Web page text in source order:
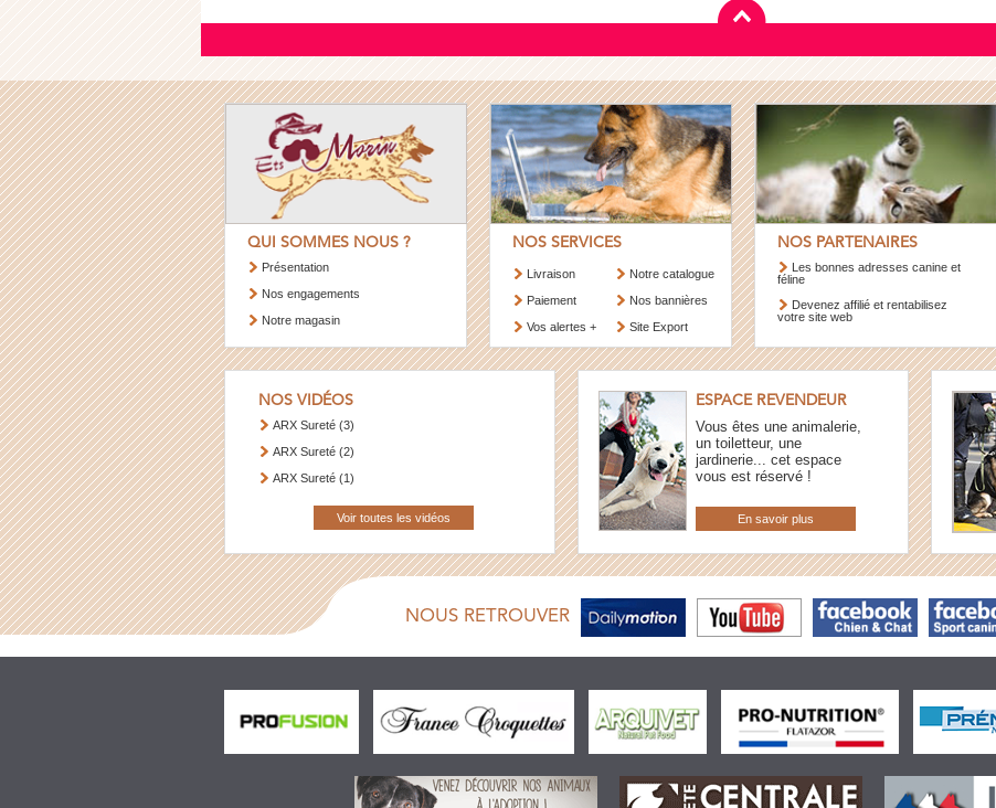
QUI SOMMES NOUS ?
Présentation
Nos engagements
Notre magasin
NOS SERVICES
Livraison
Paiement
Vos alertes +
Notre catalogue
Nos bannières
Site Export
NOS PARTENAIRES
Les bonnes adresses canine et
féline
Devenez affilié et rentabilisez
votre site web
NOS VIDÉOS
ARX Sureté (3)
ARX Sureté (2)
ARX Sureté (1)
Voir toutes les vidéos
ESPACE REVENDEUR
Vous êtes une animalerie,
un toiletteur, une
jardinerie... cet espace
vous est réservé !
En savoir plus
NOUS RETROUVER